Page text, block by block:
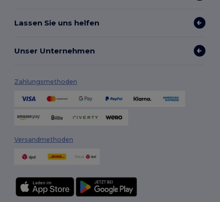
Lassen Sie uns helfen
Unser Unternehmen
Zahlungsmethoden
Versandmethoden